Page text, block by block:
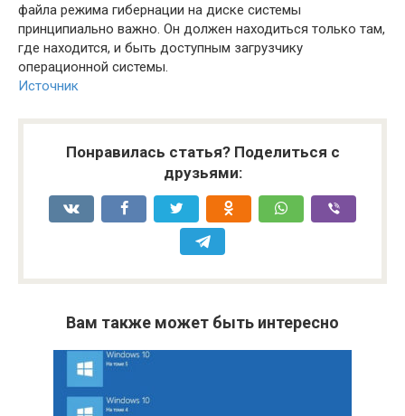
файла режима гибернации на диске системы
принципиально важно. Он должен находиться только там,
где находится, и быть доступным загрузчику
операционной системы.
Источник
Понравилась статья? Поделиться с
друзьями:
Вам также может быть интересно